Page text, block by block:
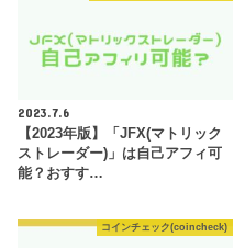
2023.7.6
【2023年版】「JFX(マトリック
ストレーダー)」は自己アフィ可
能？おすす…
コインチェック(coincheck)